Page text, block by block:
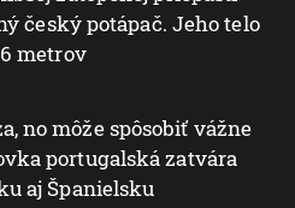
český potápač. Jeho telo
metrov
no môže spôsobiť vážne
portugalská zatvára
aj Španielsku